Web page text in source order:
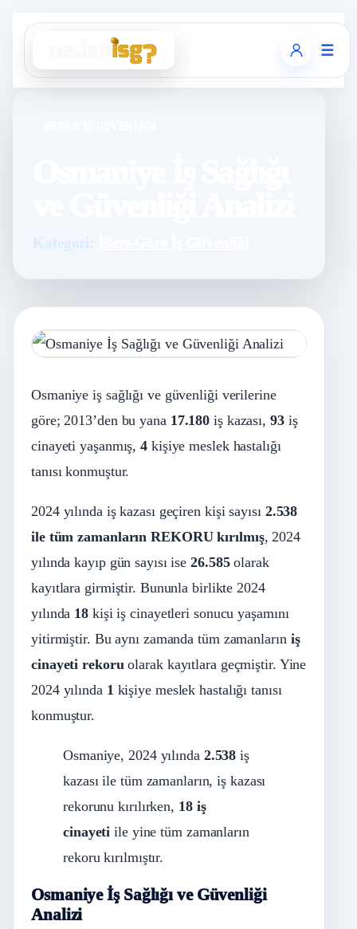
☰
Kategori:
Osmaniye iş sağlığı ve güvenliği verilerine
göre; 2013’den bu yana 17.180 iş kazası, 93iş
cinayeti yaşanmış,4 kişiye meslek hastalığı
tanısı konmuştur.
2024 yılında iş kazası geçiren kişi sayısı 2.538
ile tüm zamanların REKORU kırılmış, 2024
yılında kayıp gün sayısı ise26.585olarak
kayıtlara girmiştir. Bununla birlikte 2024
yılında 18 kişi iş cinayetleri sonucu yaşamını
yitirmiştir. Bu aynı zamanda tüm zamanların iş
cinayeti rekoruolarak kayıtlara geçmiştir. Yine
2024 yılında 1 kişiye meslek hastalığı tanısı
konmuştur.
Osmaniye, 2024 yılında 2.538 iş
kazası ile tüm zamanların, iş kazası
rekorunu kırılırken, 18 iş
cinayeti ile yine tüm zamanların
rekoru kırılmıştır.
Osmaniye İş Sağlığı ve Güvenliği
Analizi